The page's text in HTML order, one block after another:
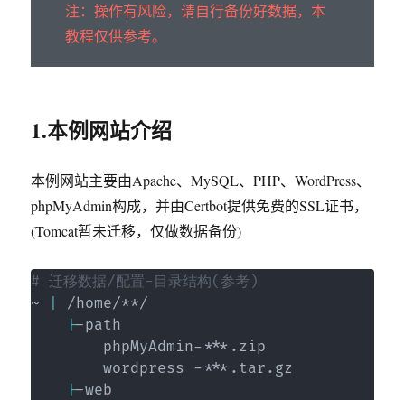
注：操作有风险，请自行备份好数据，本
教程仅供参考。
1.本例网站介绍
本例网站主要由Apache、MySQL、PHP、WordPress、
phpMyAdmin构成，并由Certbot提供免费的SSL证书，
(Tomcat暂未迁移，仅做数据备份)
# 迁移数据/配置-目录结构(参考)
~
/home/**/
|-path
        phpMyAdmin-***.zip
        wordpress -***.tar.gz
|-web